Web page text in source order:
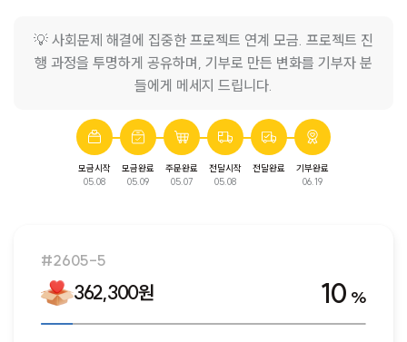
💡 사회문제 해결에 집중한 프로젝트 연계 모금. 프로젝트 진
행 과정을 투명하게 공유하며, 기부로 만든 변화를 기부자 분
들에게 메세지 드립니다.
모금시작
05.08
모금완료
05.09
주문완료
05.07
전달시작
05.08
전달완료
기부완료
06.19
알림신청하기
#2605-5
362,300원 10 %